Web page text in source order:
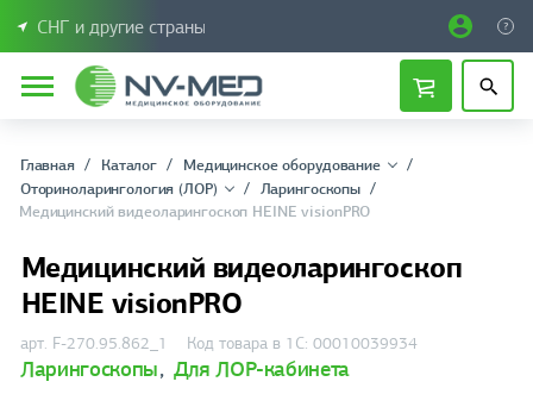
СНГ и другие страны
Главная Каталог
Медицинское оборудование
Оториноларингология (ЛОР)
Ларингоскопы
Медицинский видеоларингоскоп HEINE visionPRO
Медицинский видеоларингоскоп
HEINE visionPRO
арт. F-270.95.862_1 Код товара в 1С: 00010039934
Ларингоскопы, Для ЛОР-кабинета